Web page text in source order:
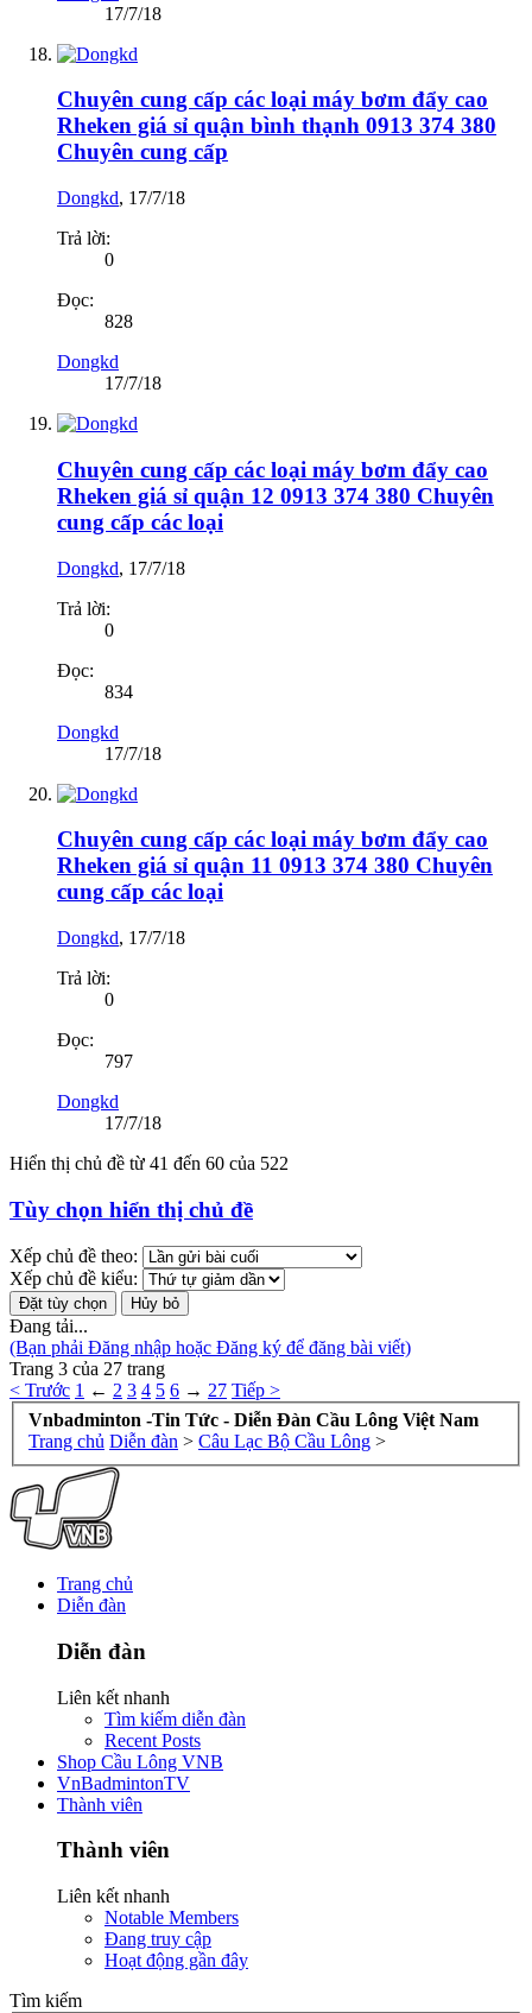
17/7/18
Chuyên cung cấp các loại máy bơm đẩy cao
Rheken giá sỉ quận bình thạnh 0913 374 380
Chuyên cung cấp
Dongkd, 17/7/18
Trả lời:
0
Đọc:
828
Dongkd
17/7/18
Chuyên cung cấp các loại máy bơm đẩy cao
Rheken giá sỉ quận 12 0913 374 380 Chuyên
cung cấp các loại
Dongkd, 17/7/18
Trả lời:
0
Đọc:
834
Dongkd
17/7/18
Chuyên cung cấp các loại máy bơm đẩy cao
Rheken giá sỉ quận 11 0913 374 380 Chuyên
cung cấp các loại
Dongkd, 17/7/18
Trả lời:
0
Đọc:
797
Dongkd
17/7/18
Hiển thị chủ đề từ 41 đến 60 của 522
Tùy chọn hiển thị chủ đề
Xếp chủ đề theo:
Xếp chủ đề kiểu:
Đang tải...
(Bạn phải Đăng nhập hoặc Đăng ký để đăng bài viết)
Trang 3 của 27 trang
< Trước 1 ← 2 3 4 5 6 → 27 Tiếp >
Vnbadminton -Tin Tức - Diễn Đàn Cầu Lông Việt Nam
Trang chủ Diễn đàn > Câu Lạc Bộ Cầu Lông >
Trang chủ
Diễn đàn
Diễn đàn
Liên kết nhanh
Tìm kiếm diễn đàn
Recent Posts
Shop Cầu Lông VNB
VnBadmintonTV
Thành viên
Thành viên
Liên kết nhanh
Notable Members
Đang truy cập
Hoạt động gần đây
Tìm kiếm